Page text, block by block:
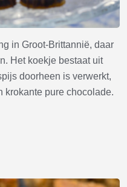
in Groot-Brittannië, daar
Het koekje bestaat uit
doorheen is verwerkt,
krokante pure chocolade.